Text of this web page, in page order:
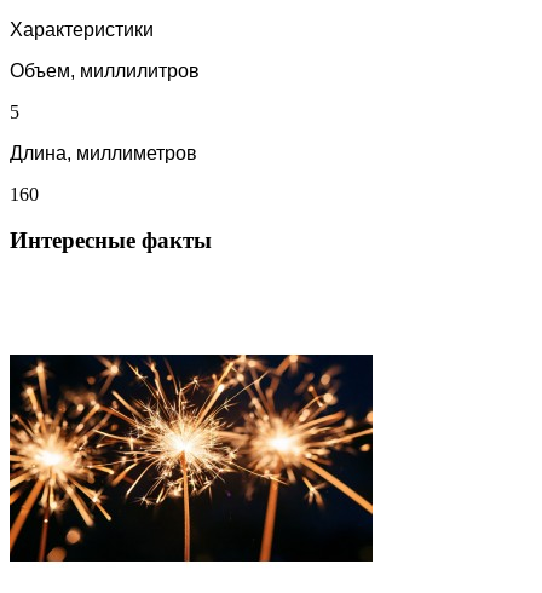
Характеристики
Объем, миллилитров
5
Длина, миллиметров
160
Интересные факты